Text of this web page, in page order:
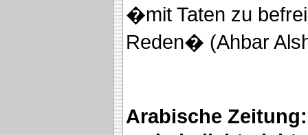
�mit Taten zu
Reden� (Ahbar
Arabische